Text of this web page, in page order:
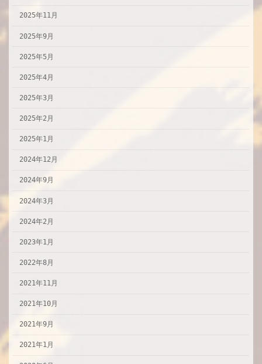
2025年11月
2025年9月
2025年5月
2025年4月
2025年3月
2025年2月
2025年1月
2024年12月
2024年9月
2024年3月
2024年2月
2023年1月
2022年8月
2021年11月
2021年10月
2021年9月
2021年1月